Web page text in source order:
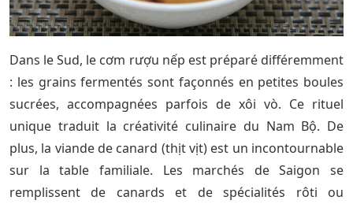
Dans le Sud, le cơm rượu nếp est préparé différemment
: les grains fermentés sont façonnés en petites boules
sucrées, accompagnées parfois de xôi vò. Ce rituel
unique traduit la créativité culinaire du Nam Bộ. De
plus, la viande de canard (thịt vịt) est un incontournable
sur la table familiale. Les marchés de Saigon se
remplissent de canards et de spécialités rôti ou